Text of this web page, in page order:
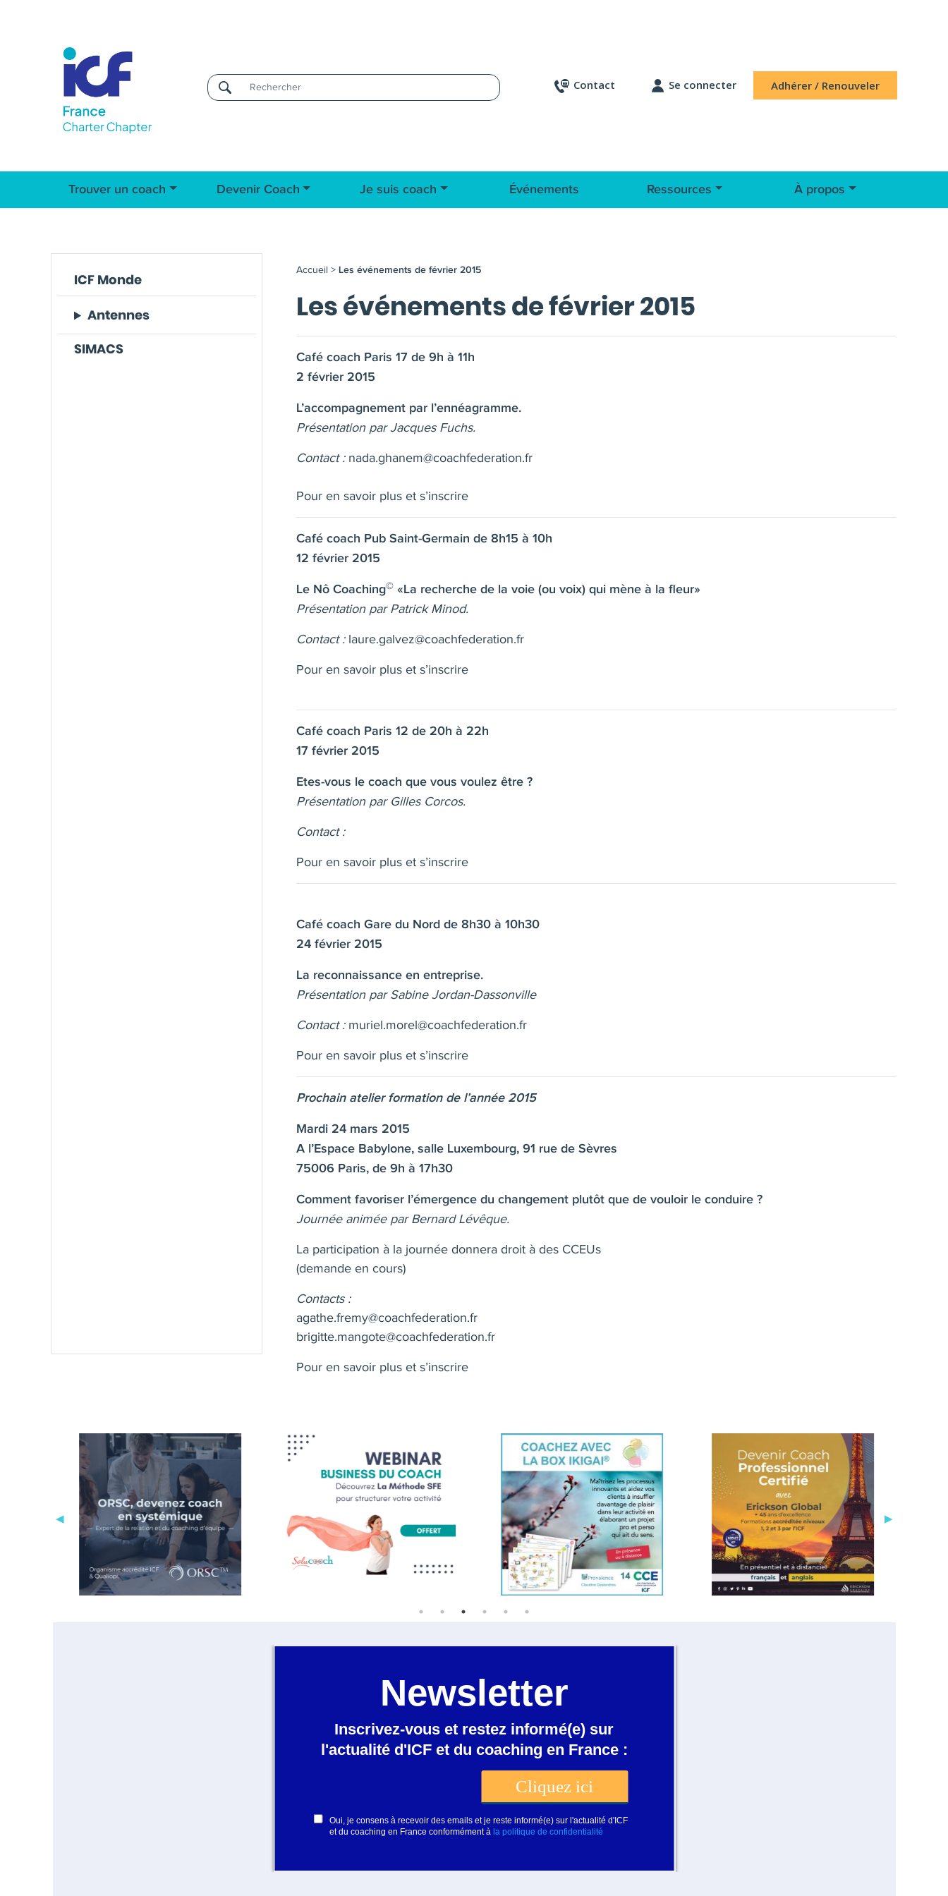
Username Contact Se connecter Adhérer / Renouveler
Trouver un coach Devenir Coach Je suis coach Événements Ressources À propos
ICF Monde
Antennes
SIMACS
Accueil > Les événements de février 2015
Les événements de février 2015
Café coach Paris 17 de 9h à 11h
2 février 2015
L’accompagnement par l’ennéagramme.
Présentation par Jacques Fuchs.
Contact : nada.ghanem@coachfederation.fr
Pour en savoir plus et s’inscrire
Café coach Pub Saint-Germain de 8h15 à 10h
12 février 2015
Le Nô Coaching© «La recherche de la voie (ou voix) qui mène à la fleur»
Présentation par Patrick Minod.
Contact : laure.galvez@coachfederation.fr
Pour en savoir plus et s’inscrire
Café coach Paris 12 de 20h à 22h
17 février 2015
Etes-vous le coach que vous voulez être ?
Présentation par Gilles Corcos.
Contact :
Pour en savoir plus et s’inscrire
Café coach Gare du Nord de 8h30 à 10h30
24 février 2015
La reconnaissance en entreprise.
Présentation par Sabine Jordan-Dassonville
Contact : muriel.morel@coachfederation.fr
Pour en savoir plus et s’inscrire
Prochain atelier formation de l’année 2015
Mardi 24 mars 2015
A l’Espace Babylone, salle Luxembourg, 91 rue de Sèvres
75006 Paris, de 9h à 17h30
Comment favoriser l’émergence du changement plutôt que de vouloir le conduire ?
Journée animée par Bernard Lévêque.
La participation à la journée donnera droit à des CCEUs
(demande en cours)
Contacts :
agathe.fremy@coachfederation.fr
brigitte.mangote@coachfederation.fr
Pour en savoir plus et s’inscrire